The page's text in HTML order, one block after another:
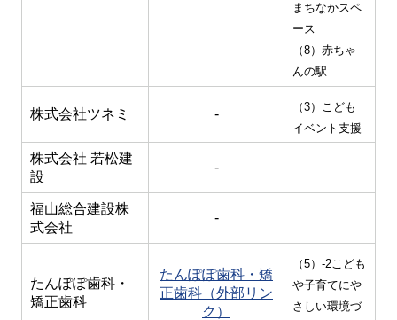
まちなかスペ
ース
（8）赤ちゃ
んの駅
株式会社ツネミ -
（3）こども
イベント支援
株式会社 若松建
設
-
福山総合建設株
式会社
-
たんぽぽ歯科・
矯正歯科
たんぽぽ歯科・矯
正歯科（外部リン
ク）
（5）-2こども
や子育てにや
さしい環境づ